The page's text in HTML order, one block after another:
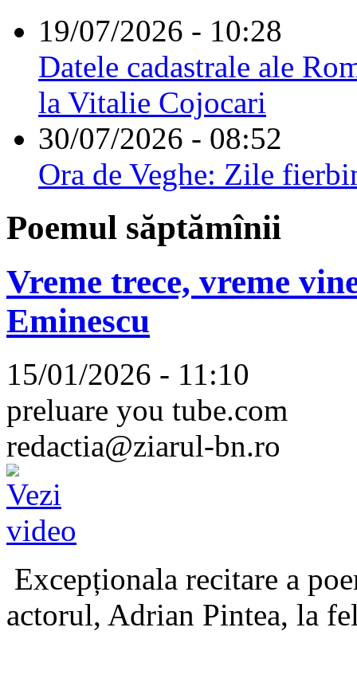
19/07/2026 - 10:28
Datele cadastrale ale
la Vitalie Cojocari
30/07/2026 - 08:52
Ora de Veghe: Zile
Poemul săptămînii
Vreme trece, vreme
Eminescu
15/01/2026 - 11:10
preluare you tube.com
redactia@ziarul-bn.ro
Excepționala recitare a
actorul, Adrian Pintea, la